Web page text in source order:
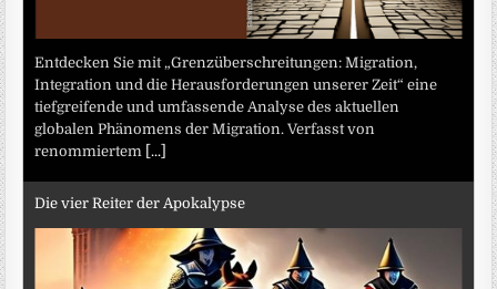
Entdecken Sie mit „Grenzüberschreitungen: Migration,
Integration und die Herausforderungen unserer Zeit“ eine
tiefgreifende und umfassende Analyse des aktuellen
globalen Phänomens der Migration. Verfasst von
renommiertem [...]
Die vier Reiter der Apokalypse